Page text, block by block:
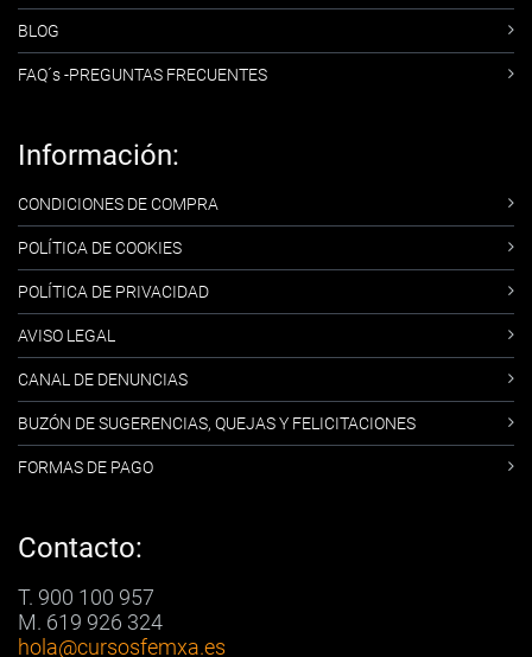
BLOG
FAQ´s -PREGUNTAS FRECUENTES
Información:
CONDICIONES DE COMPRA
POLÍTICA DE COOKIES
POLÍTICA DE PRIVACIDAD
AVISO LEGAL
CANAL DE DENUNCIAS
BUZÓN DE SUGERENCIAS, QUEJAS Y FELICITACIONES
FORMAS DE PAGO
Contacto:
T. 900 100 957
M. 619 926 324
hola@cursosfemxa.es